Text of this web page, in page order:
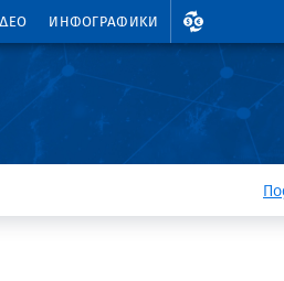
ИНФОГРАФИКИ
ВАЛУТНИ